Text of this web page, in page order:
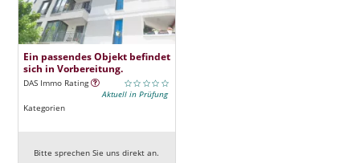
Ein passendes Objekt befindet
sich in Vorbereitung.
DAS Immo Rating
Aktuell in Prüfung
Kategorien
Bitte sprechen Sie uns direkt an.